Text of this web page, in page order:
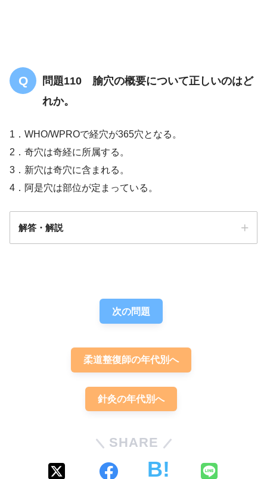
問題110 腧穴の概要について正しいのはど
れか。
1．WHO/WPROで経穴が365穴となる。
2．奇穴は奇経に所属する。
3．新穴は奇穴に含まれる。
4．阿是穴は部位が定まっている。
解答・解説
次の問題
柔道整復師の年代別へ
針灸の年代別へ
SHARE